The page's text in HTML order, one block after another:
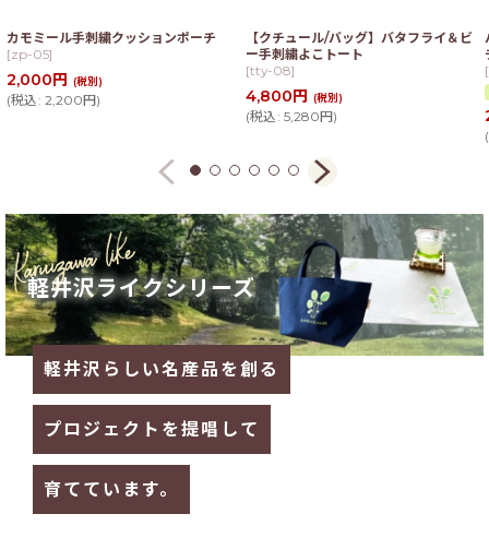
カモミール手刺繍クッションポーチ
[zp-05]
2,000円 (税別)
(税込: 2,200円)
【クチュール/バッグ】バタフライ＆ビ
ー手刺繍よこトート
[tty-08]
4,800円 (税別)
(税込: 5,280円)
[
(
軽井沢ライクシリーズ
軽井沢らしい名産品を創る
プロジェクトを提唱して
育てています。